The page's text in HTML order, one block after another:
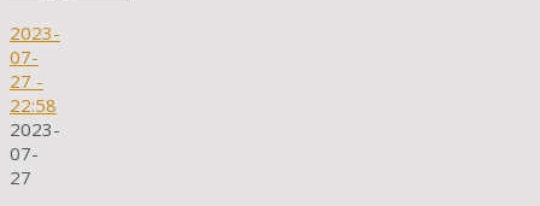
2023-
07-
27 -
22:58
2023-
07-
27